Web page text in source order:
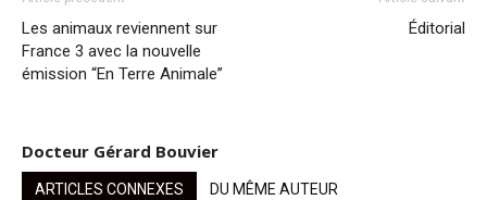
Les animaux reviennent sur
France 3 avec la nouvelle
émission “En Terre Animale”
Éditorial
Docteur Gérard Bouvier
ARTICLES CONNEXES DU MÊME AUTEUR